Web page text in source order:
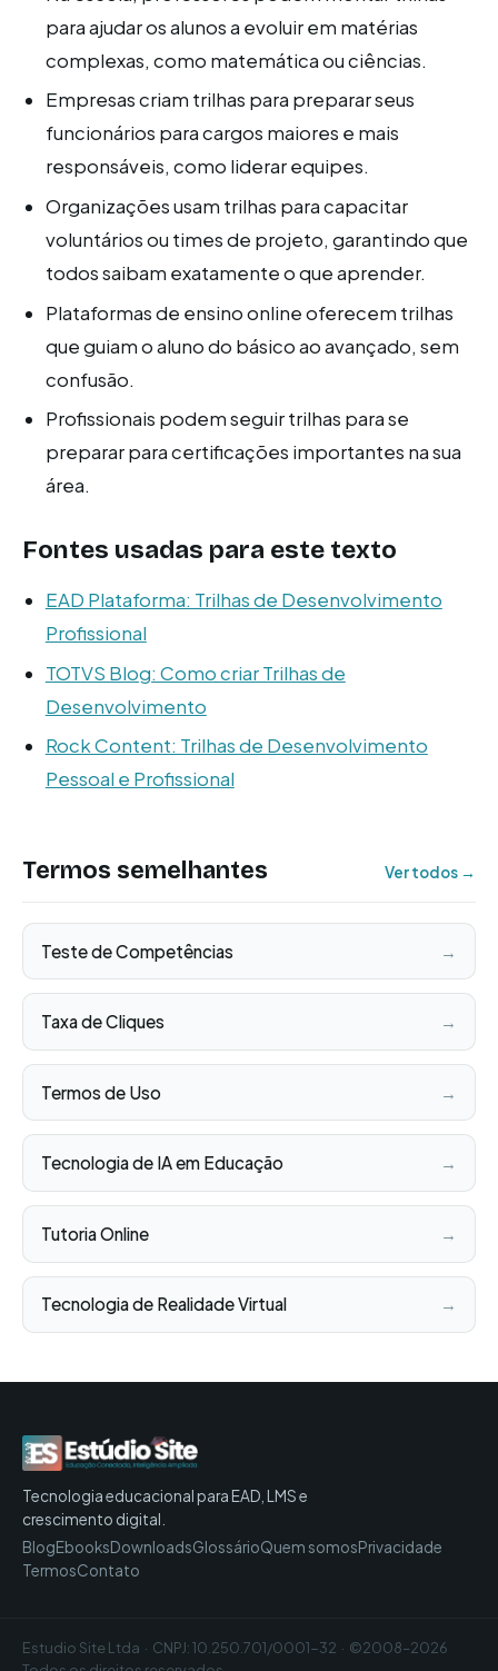
para ajudar os alunos a evoluir em matérias
complexas, como matemática ou ciências.
Empresas criam trilhas para preparar seus
funcionários para cargos maiores e mais
responsáveis, como liderar equipes.
Organizações usam trilhas para capacitar
voluntários ou times de projeto, garantindo que
todos saibam exatamente o que aprender.
Plataformas de ensino online oferecem trilhas
que guiam o aluno do básico ao avançado, sem
confusão.
Profissionais podem seguir trilhas para se
preparar para certificações importantes na sua
área.
Fontes usadas para este texto
EAD Plataforma: Trilhas de Desenvolvimento
Profissional
TOTVS Blog: Como criar Trilhas de
Desenvolvimento
Rock Content: Trilhas de Desenvolvimento
Pessoal e Profissional
Termos semelhantes Ver todos →
Teste de Competências →
Taxa de Cliques →
Termos de Uso →
Tecnologia de IA em Educação →
Tutoria Online →
Tecnologia de Realidade Virtual →
Tecnologia educacional para EAD, LMS e
crescimento digital.
BlogEbooksDownloadsGlossárioQuem somosPrivacidade
TermosContato
Estudio Site Ltda · CNPJ: 10.250.701/0001-32 · ©2008–2026